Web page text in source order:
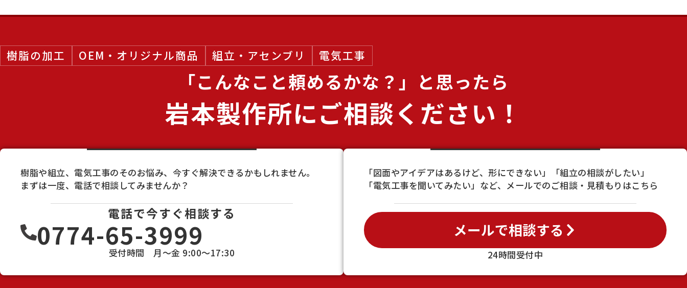
樹脂の加工 OEM・オリジナル商品 組立・アセンブリ 電気工事
「こんなこと頼めるかな？」と思ったら
岩本製作所にご相談ください！
樹脂や組立、電気工事のそのお悩み、今すぐ解決できるかもしれません。
まずは一度、電話で相談してみませんか？
電話で今すぐ相談する
0774-65-3999
受付時間 月～金 9:00～17:30
「図面やアイデアはあるけど、形にできない」「組立の相談がしたい」
「電気工事を聞いてみたい」など、メールでのご相談・見積もりはこちら
メールで相談する
24時間受付中